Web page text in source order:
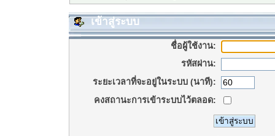
เข้าสู่ระบบ
ชื่อผู้ใช้งาน:
รหัสผ่าน:
ระยะเวลาที่จะอยู่ในระบบ (นาที):
คงสถานะการเข้าระบบไว้ตลอด: